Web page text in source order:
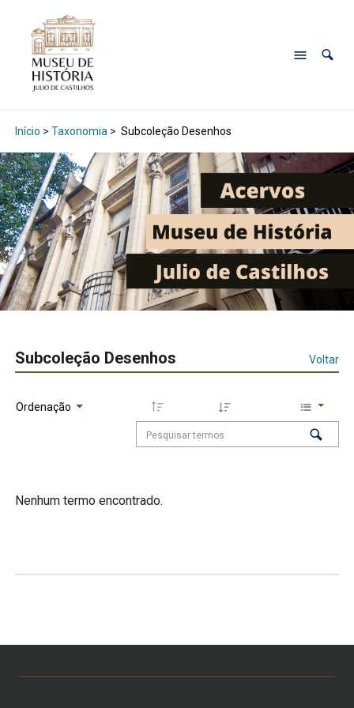
Início > Taxonomia > Subcoleção Desenhos
Subcoleção Desenhos Voltar
Ordenação
Nenhum termo encontrado.